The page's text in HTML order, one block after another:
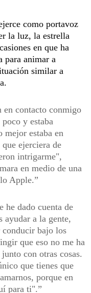
como portavoz
la luz, la estrella
en que ha
para animar a
similar a
en contacto conmigo
y estaba
mejor estaba en
ejerciera de
intrigarme",
en medio de una
Apple.
he dado cuenta de
ayudar a la gente,
conducir bajo los
que eso no me ha
con otras cosas.
que tienes que
porque en
para ti".